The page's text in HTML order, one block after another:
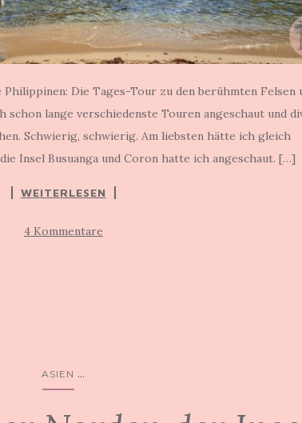
Die Tages-Tour zu den berühmten Felsen
schon lange verschiedenste Touren angeschaut und
Schwierig, schwierig. Am liebsten hätte ich gleich
Insel Busuanga und Coron hatte ich angeschaut. […]
WEITERLESEN
4 Kommentare
ASIEN ...